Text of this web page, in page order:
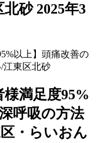
北砂 2025年3
様満足度95%
呼吸の方法
・らいおん